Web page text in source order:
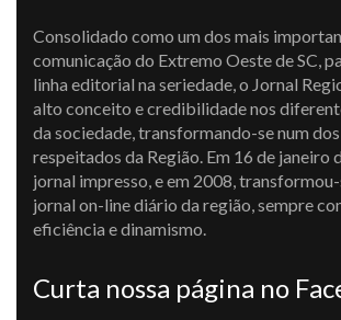
Consolidado como um dos mais
comunicação do Extremo Oeste de SC,
linha editorial na seriedade, o Jornal
alto conceito e credibilidade nos
da sociedade, transformando-se num
respeitados da Região. Em 16 de janeiro
jornal impresso, e em 2008,
jornal on-line diário da região, sempre
eficiência e dinamismo.
Curta nossa página no